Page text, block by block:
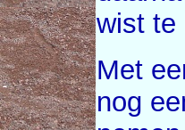
wist te
Met
nog